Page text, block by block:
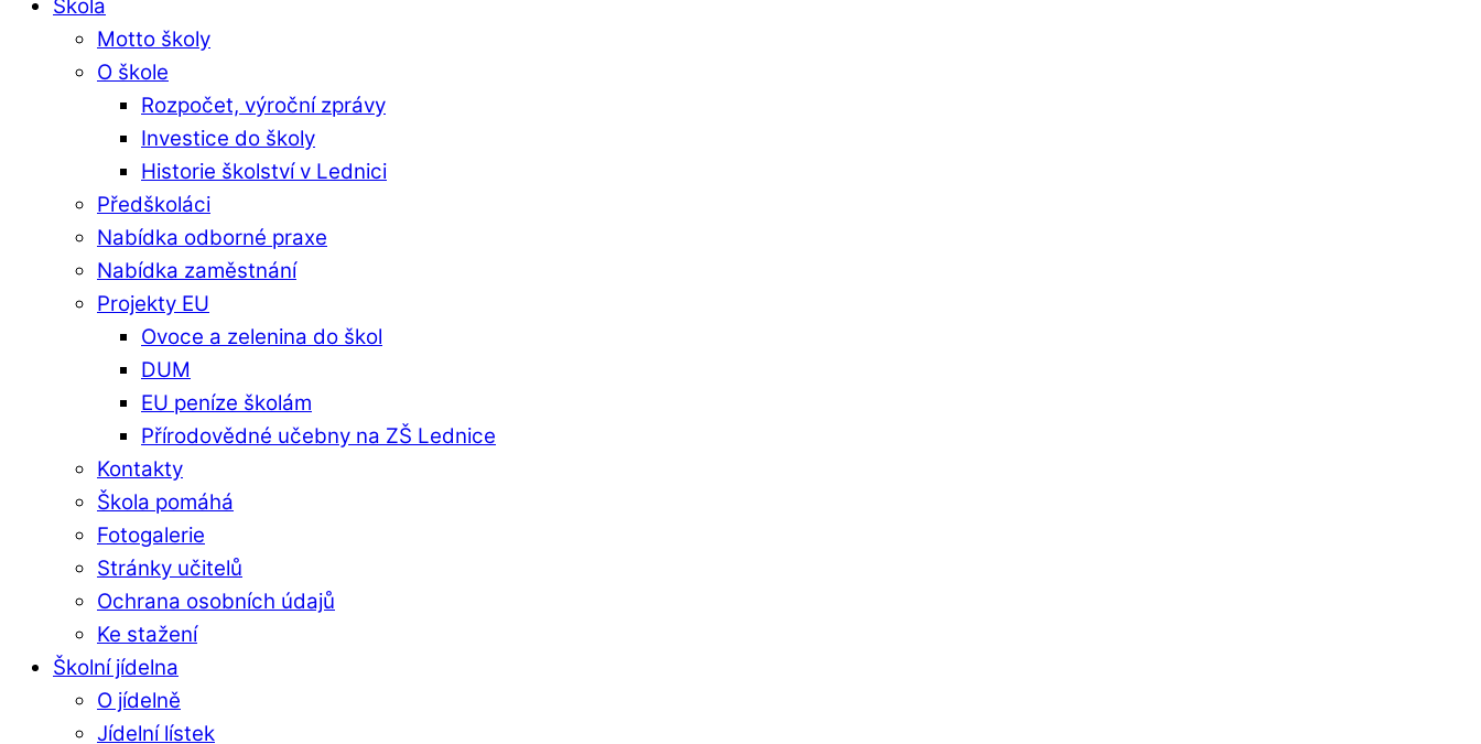
Škola
Motto školy
O škole
Rozpočet, výroční zprávy
Investice do školy
Historie školství v Lednici
Předškoláci
Nabídka odborné praxe
Nabídka zaměstnání
Projekty EU
Ovoce a zelenina do škol
DUM
EU peníze školám
Přírodovědné učebny na ZŠ Lednice
Kontakty
Škola pomáhá
Fotogalerie
Stránky učitelů
Ochrana osobních údajů
Ke stažení
Školní jídelna
O jídelně
Jídelní lístek